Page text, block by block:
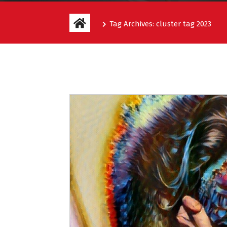
Tag Archives: cluster tag 2023